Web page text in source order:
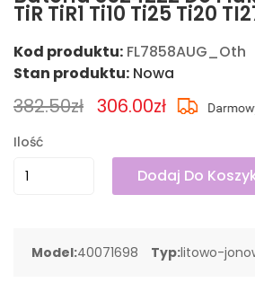
TiR TiR1 Ti10 Ti25 Ti20
Kod produktu: FL7858AUG_Oth
Stan produktu: Nowa
382.50zł 306.00zł
Ilość
Dodaj Do
Model:40071698 Typ:litowo-